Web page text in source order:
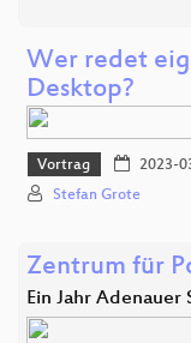
Wer redet
Desktop?
Vortrag 2023-
Stefan Grote
Zentrum für
Ein Jahr